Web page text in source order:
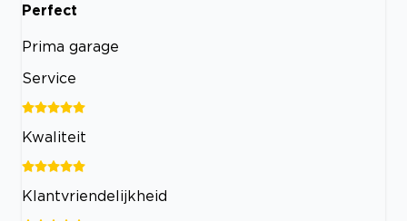
Perfect
Prima garage
Service
Kwaliteit
Klantvriendelijkheid